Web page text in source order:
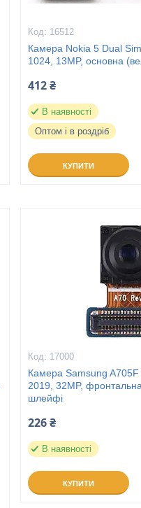
16512
Камера Nokia 5 Dual
1024, 13MP, основна
412 ₴
В наявності
Оптом і в роздріб
КУПИТИ
17000
Камера Samsung A705F
2019, 32MP,
шлейфі
226 ₴
В наявності
КУПИТИ